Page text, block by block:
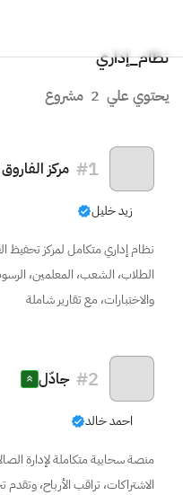
نظام_إداري
يحتوي علي 2 مشروع
#1 مركز الفاروق
زيد خليل
نظام إداري متكامل لمركز تحفيظ
الطلاب، الشعب، المعلمين،
والاختبارات، مع تقارير شاملة
#2 جادّل
احمد خالد
منصة سحابية متكاملة لإدارة
الاشتراكات، تراقب الأرباح، وتقدم